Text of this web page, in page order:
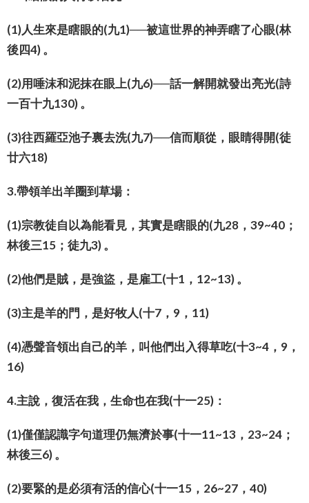
(1)人生來是瞎眼的(九1)──被這世界的神弄瞎了心眼(林
後四4) 。
(2)用唾沫和泥抹在眼上(九6)──話一解開就發出亮光(詩
一百十九130) 。
(3)往西羅亞池子裏去洗(九7)──信而順從，眼睛得開(徒
廿六18)
3.帶領羊出羊圈到草場：
(1)宗教徒自以為能看見，其實是瞎眼的(九28，39~40；
林後三15；徒九3) 。
(2)他們是賊，是強盜，是雇工(十1，12~13) 。
(3)主是羊的門，是好牧人(十7，9，11)
(4)憑聲音領出自己的羊，叫他們出入得草吃(十3~4，9，
16)
4.主說，復活在我，生命也在我(十一25)：
(1)僅僅認識字句道理仍無濟於事(十一11~13，23~24；
林後三6) 。
(2)要緊的是必須有活的信心(十一15，26~27，40)